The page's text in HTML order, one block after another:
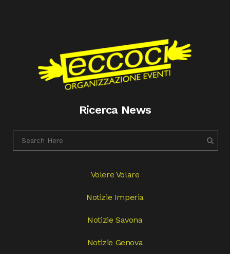
Ricerca News
Volere Volare
Notizie Imperia
Notizie Savona
Notizie Genova